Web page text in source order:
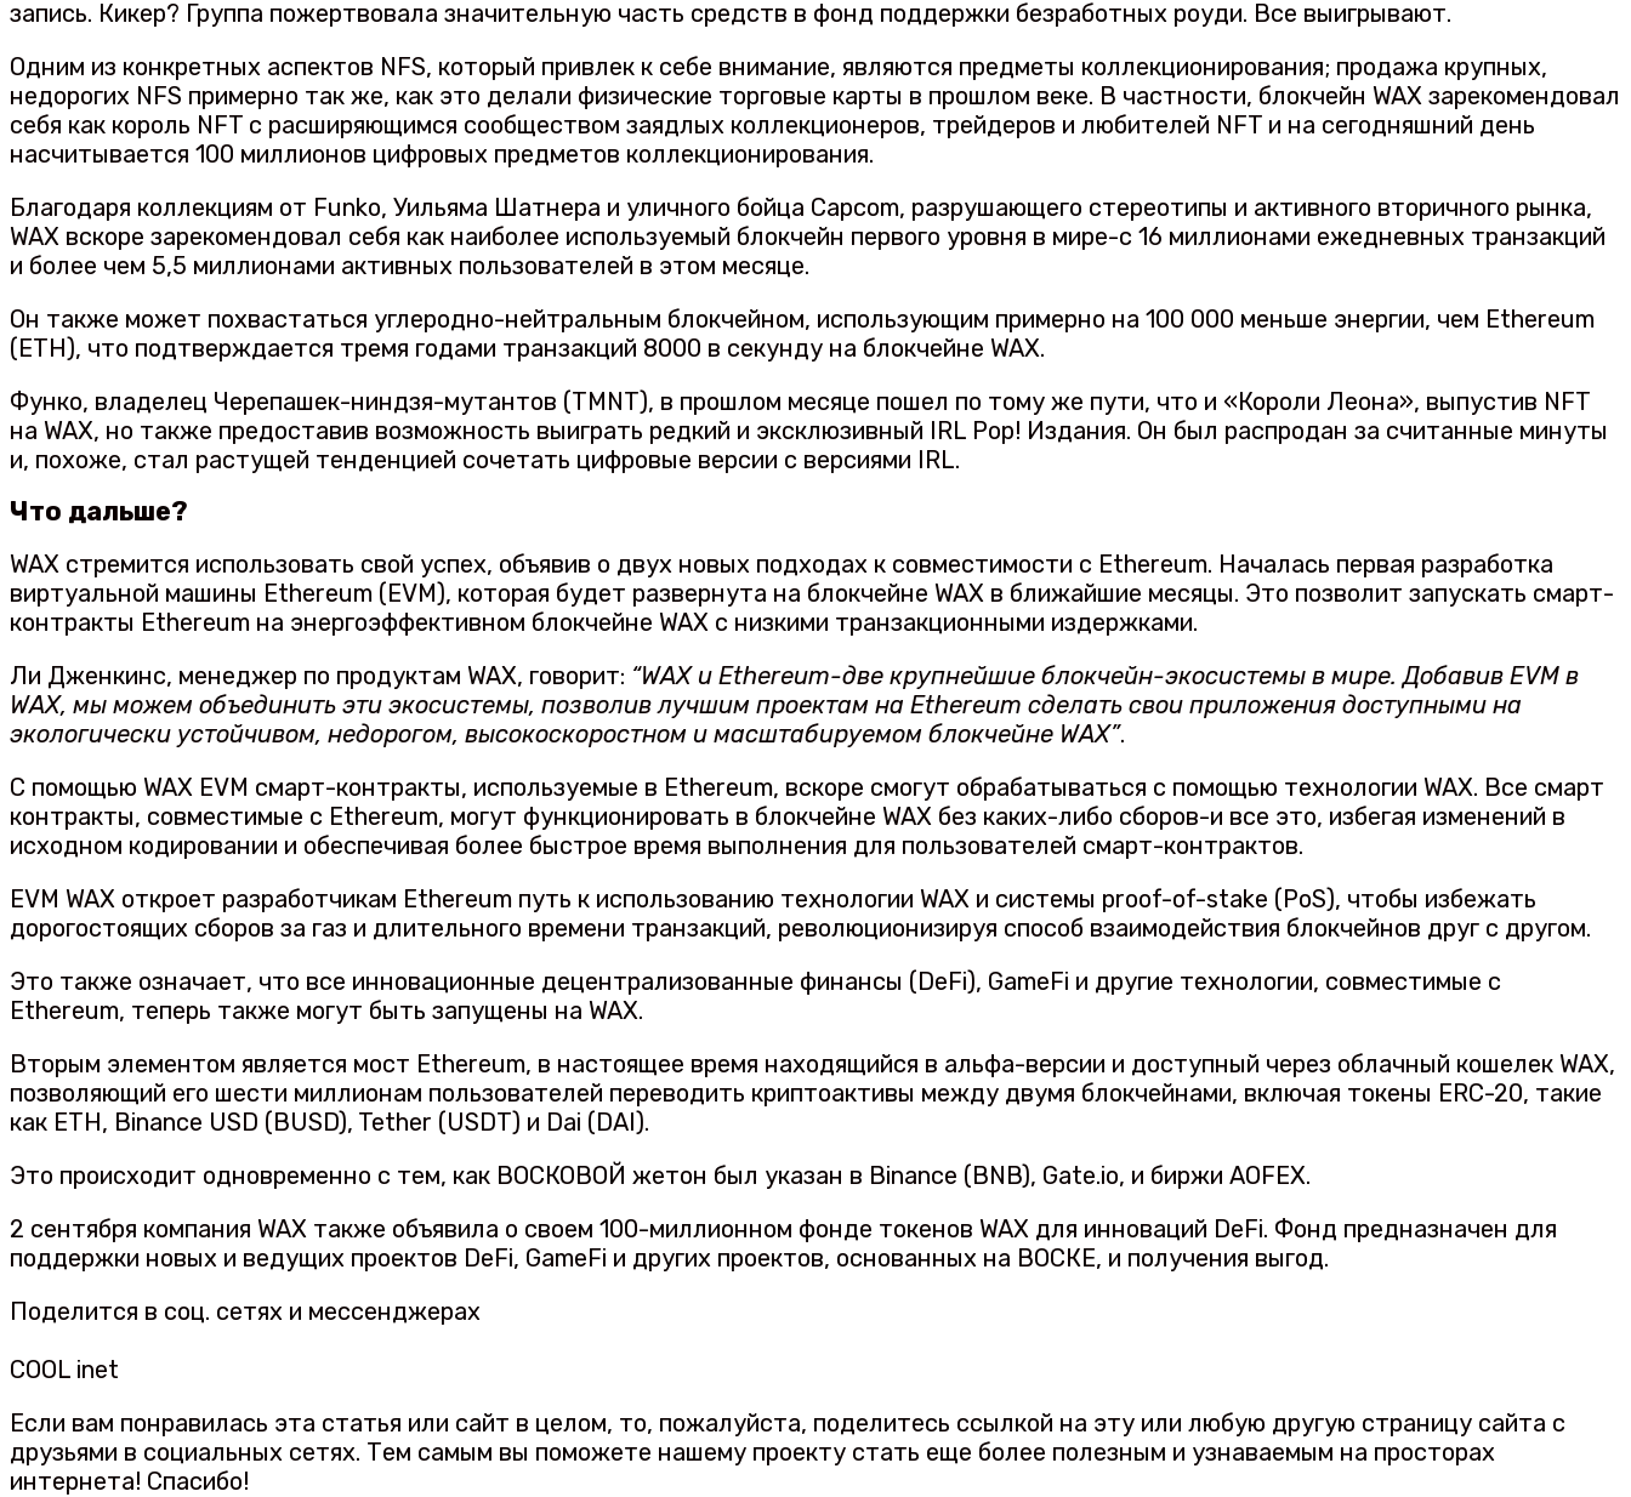
запись. Кикер? Группа пожертвовала значительную часть средств в фонд поддержки безработных роуди. Все выигрывают.
Одним из конкретных аспектов NFS, который привлек к себе внимание, являются предметы коллекционирования; продажа крупных,
недорогих NFS примерно так же, как это делали физические торговые карты в прошлом веке. В частности, блокчейн WAX зарекомендовал
себя как король NFT с расширяющимся сообществом заядлых коллекционеров, трейдеров и любителей NFT и на сегодняшний день
насчитывается 100 миллионов цифровых предметов коллекционирования.
Благодаря коллекциям от Funko, Уильяма Шатнера и уличного бойца Capcom, разрушающего стереотипы и активного вторичного рынка,
WAX вскоре зарекомендовал себя как наиболее используемый блокчейн первого уровня в мире-с 16 миллионами ежедневных транзакций
и более чем 5,5 миллионами активных пользователей в этом месяце.
Он также может похвастаться углеродно-нейтральным блокчейном, использующим примерно на 100 000 меньше энергии, чем Ethereum
(ETH), что подтверждается тремя годами транзакций 8000 в секунду на блокчейне WAX.
Функо, владелец Черепашек-ниндзя-мутантов (TMNT), в прошлом месяце пошел по тому же пути, что и «Короли Леона», выпустив NFT
на WAX, но также предоставив возможность выиграть редкий и эксклюзивный IRL Pop! Издания. Он был распродан за считанные минуты
и, похоже, стал растущей тенденцией сочетать цифровые версии с версиями IRL.
Что дальше?
WAX стремится использовать свой успех, объявив о двух новых подходах к совместимости с Ethereum. Началась первая разработка
виртуальной машины Ethereum (EVM), которая будет развернута на блокчейне WAX в ближайшие месяцы. Это позволит запускать смарт-
контракты Ethereum на энергоэффективном блокчейне WAX с низкими транзакционными издержками.
Ли Дженкинс, менеджер по продуктам WAX, говорит: “WAX и Ethereum-две крупнейшие блокчейн-экосистемы в мире. Добавив EVM в
WAX, мы можем объединить эти экосистемы, позволив лучшим проектам на Ethereum сделать свои приложения доступными на
экологически устойчивом, недорогом, высокоскоростном и масштабируемом блокчейне WAX”.
С помощью WAX EVM смарт-контракты, используемые в Ethereum, вскоре смогут обрабатываться с помощью технологии WAX. Все смарт
контракты, совместимые с Ethereum, могут функционировать в блокчейне WAX без каких-либо сборов-и все это, избегая изменений в
исходном кодировании и обеспечивая более быстрое время выполнения для пользователей смарт-контрактов.
EVM WAX откроет разработчикам Ethereum путь к использованию технологии WAX и системы proof-of-stake (PoS), чтобы избежать
дорогостоящих сборов за газ и длительного времени транзакций, революционизируя способ взаимодействия блокчейнов друг с другом.
Это также означает, что все инновационные децентрализованные финансы (DeFi), GameFi и другие технологии, совместимые с
Ethereum, теперь также могут быть запущены на WAX.
Вторым элементом является мост Ethereum, в настоящее время находящийся в альфа-версии и доступный через облачный кошелек WAX,
позволяющий его шести миллионам пользователей переводить криптоактивы между двумя блокчейнами, включая токены ERC-20, такие
как ETH, Binance USD (BUSD), Tether (USDT) и Dai (DAI).
Это происходит одновременно с тем, как ВОСКОВОЙ жетон был указан в Binance (BNB), Gate.io, и биржи AOFEX.
2 сентября компания WAX также объявила о своем 100-миллионном фонде токенов WAX для инноваций DeFi. Фонд предназначен для
поддержки новых и ведущих проектов DeFi, GameFi и других проектов, основанных на ВОСКЕ, и получения выгод.
Поделится в соц. сетях и мессенджерах
COOL inet
Если вам понравилась эта статья или сайт в целом, то, пожалуйста, поделитесь ссылкой на эту или любую другую страницу сайта с
друзьями в социальных сетях. Тем самым вы поможете нашему проекту стать еще более полезным и узнаваемым на просторах
интернета! Спасибо!